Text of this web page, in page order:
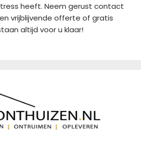
heeft. Neem gerust contact
vrijblijvende offerte of gratis
altijd voor u klaar!